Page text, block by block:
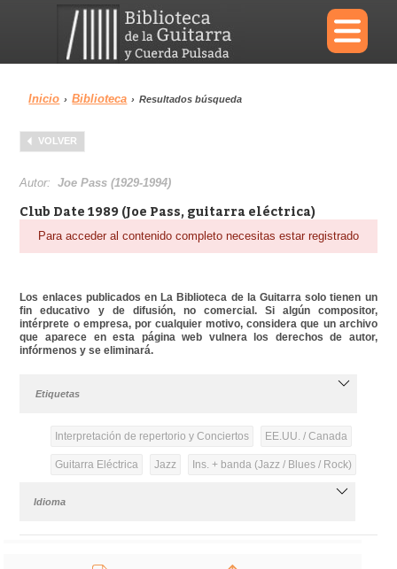
×
Menu
Biblioteca
Inicio › Biblioteca › Resultados búsqueda
VOLVER
Autor:Joe Pass (1929-1994)
Club Date 1989 (Joe Pass, guitarra eléctrica)
Para acceder al contenido completo necesitas estar registrado
Los enlaces publicados en La Biblioteca de la Guitarra solo tienen un
fin educativo y de difusión, no comercial. Si algún compositor,
intérprete o empresa, por cualquier motivo, considera que un archivo
que aparece en esta página web vulnera los derechos de autor,
infórmenos y se eliminará.
Etiquetas
Interpretación de repertorio y Conciertos EE.UU. / Canada
Guitarra Eléctrica Jazz Ins. + banda (Jazz / Blues / Rock)
Idioma